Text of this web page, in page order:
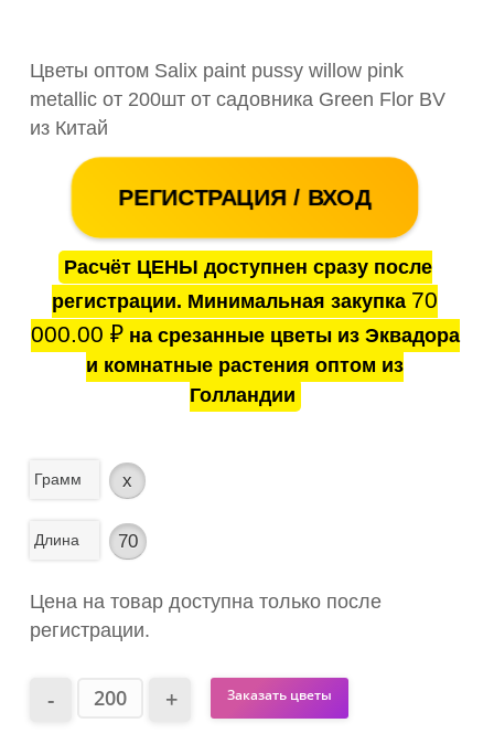
Цветы оптом Salix paint pussy willow pink
metallic от 200шт от садовника Green Flor BV
из Китай
РЕГИСТРАЦИЯ / ВХОД
Расчёт ЦЕНЫ доступнен сразу после
регистрации. Минимальная закупка 70
000.00 ₽на срезанные цветы из Эквадора
и комнатные растения оптом из
Голландии
Грамм x
Длина 70
Цена на товар доступна только после
регистрации.
Заказать цветы